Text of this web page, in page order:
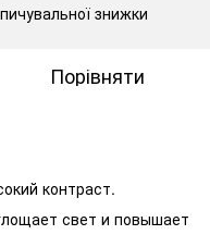
знижки
Порівняти
контраст.
свет и повышает